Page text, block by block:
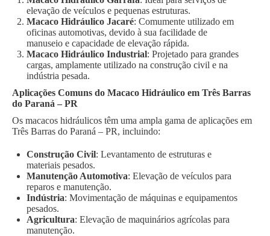
elevação de veículos e pequenas estruturas.
Macaco Hidráulico Jacaré: Comumente utilizado em
oficinas automotivas, devido à sua facilidade de
manuseio e capacidade de elevação rápida.
Macaco Hidráulico Industrial: Projetado para grandes
cargas, amplamente utilizado na construção civil e na
indústria pesada.
Aplicações Comuns do Macaco Hidráulico em Três Barras
do Paraná – PR
Os macacos hidráulicos têm uma ampla gama de aplicações em
Três Barras do Paraná – PR, incluindo:
Construção Civil: Levantamento de estruturas e
materiais pesados.
Manutenção Automotiva: Elevação de veículos para
reparos e manutenção.
Indústria: Movimentação de máquinas e equipamentos
pesados.
Agricultura: Elevação de maquinários agrícolas para
manutenção.